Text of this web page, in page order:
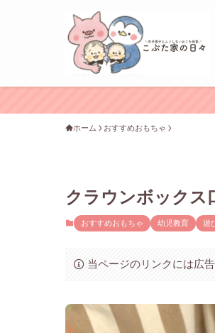
ホーム おすすめおもちゃ
クラウンボックス
おすすめおもちゃ 幼児教育 遊
当ページのリンクには広